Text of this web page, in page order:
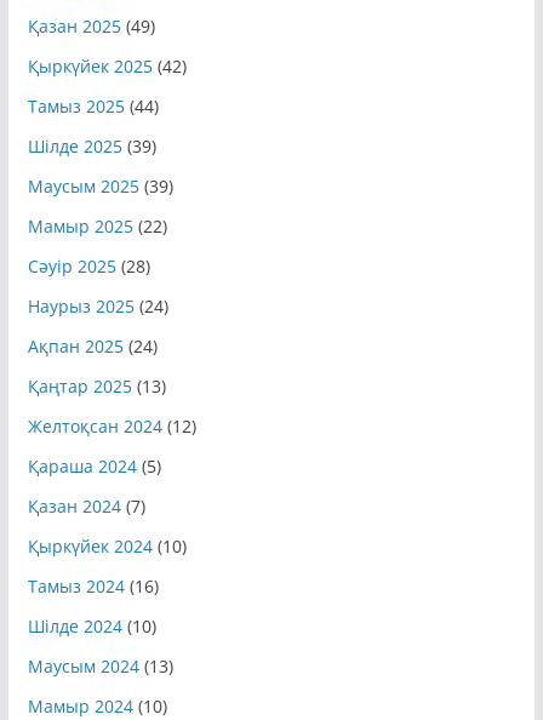
Қазан 2025(49)
Қыркүйек 2025(42)
Тамыз 2025(44)
Шілде 2025(39)
Маусым 2025(39)
Мамыр 2025(22)
Сәуір 2025(28)
Наурыз 2025(24)
Ақпан 2025(24)
Қаңтар 2025(13)
Желтоқсан 2024(12)
Қараша 2024(5)
Қазан 2024(7)
Қыркүйек 2024(10)
Тамыз 2024(16)
Шілде 2024(10)
Маусым 2024(13)
Мамыр 2024(10)